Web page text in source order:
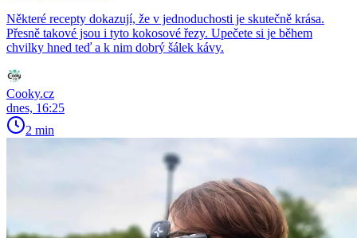
Některé recepty dokazují, že v jednoduchosti je skutečně krása.
Přesně takové jsou i tyto kokosové řezy. Upečete si je během
chvilky hned teď a k nim dobrý šálek kávy.
Cooky.cz
dnes, 16:25
2 min